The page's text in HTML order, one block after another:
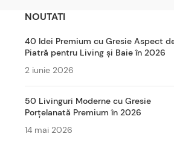
NOUTATI
40 Idei Premium cu Gresie Aspect
Piatră pentru Living și Baie în 2026
2 iunie 2026
50 Livinguri Moderne cu Gresie
Porțelanată Premium în 2026
14 mai 2026